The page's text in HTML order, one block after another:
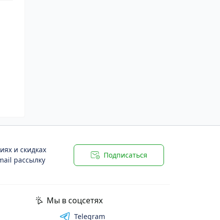
и скидках
рассылку
Подписаться
Мы в соцсетях
Telegram